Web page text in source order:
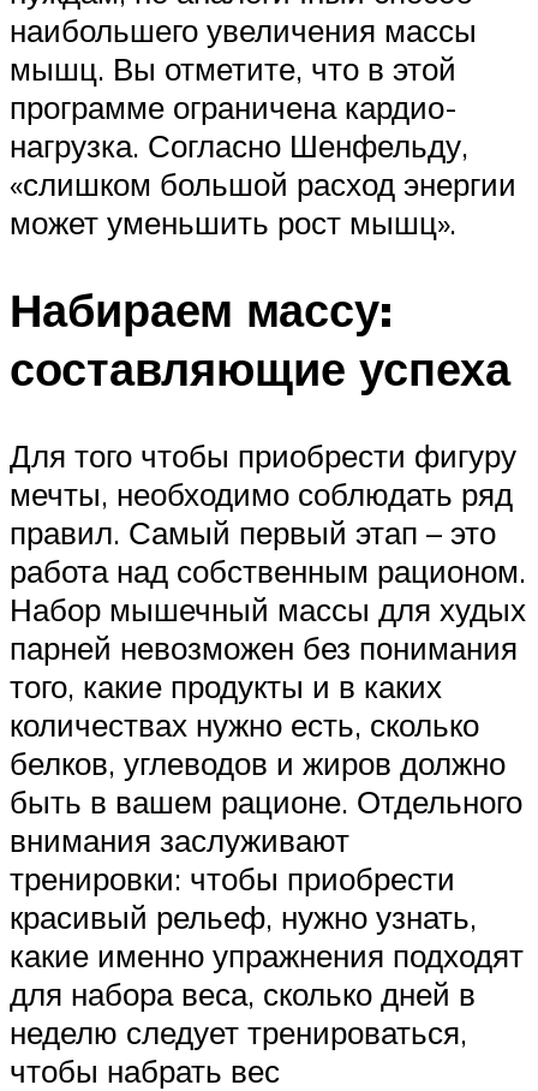
наибольшего увеличения массы
мышц. Вы отметите, что в этой
программе ограничена кардио-
нагрузка. Согласно Шенфельду,
«слишком большой расход энергии
может уменьшить рост мышц».
Набираем массу:
составляющие успеха
Для того чтобы приобрести фигуру
мечты, необходимо соблюдать ряд
правил. Самый первый этап – это
работа над собственным рационом.
Набор мышечный массы для худых
парней невозможен без понимания
того, какие продукты и в каких
количествах нужно есть, сколько
белков, углеводов и жиров должно
быть в вашем рационе. Отдельного
внимания заслуживают
тренировки: чтобы приобрести
красивый рельеф, нужно узнать,
какие именно упражнения подходят
для набора веса, сколько дней в
неделю следует тренироваться,
чтобы набрать вес